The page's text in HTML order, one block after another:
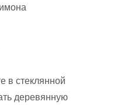
в стеклянной
деревянную